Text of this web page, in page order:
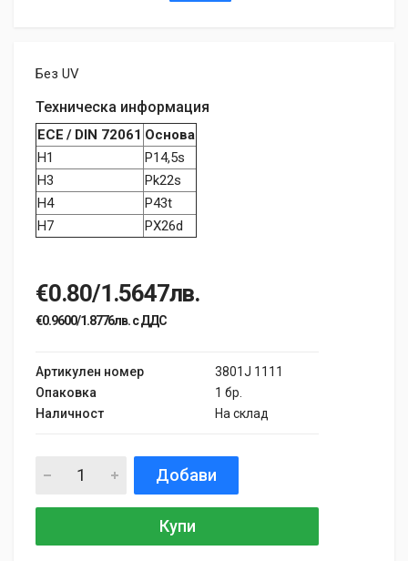
Без UV
Техническа информация
ECE / DIN 72061 Основа
H1
P14,5s
H3
Pk22s
H4
P43t
H7
PX26d
€0.80/1.5647лв.
€0.9600/1.8776лв. с ДДС
Артикулен номер
3801J 1111
Опаковка
1 бр.
Наличност
На склад
Добави
Купи